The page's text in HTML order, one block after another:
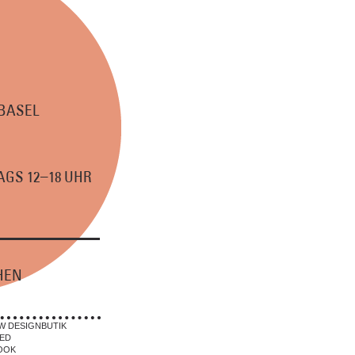
12–18 UHR
DESIGNBUTIK